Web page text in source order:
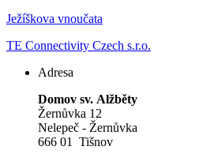
Ježíškova vnoučata
TE Connectivity Czech s.r.o.
Adresa
Domov sv. Alžběty
Žernůvka 12
Nelepeč - Žernůvka
666 01 Tišnov